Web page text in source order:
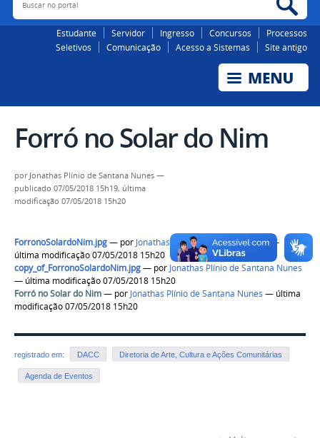
Estudante Servidor Ingresso Concursos
Processos
Seletivos
Comunicação Acesso a Sistemas Site antigo
Forró no Solar do Nim
por Jonathas Plínio de Santana Nunes —
publicado 07/05/2018 15h19, última
modificação 07/05/2018 15h20
ForronoSolardoNim.jpg— por Jonathas Plínio de Santana Nunes—
última modificação 07/05/2018 15h20
copy_of_ForronoSolardoNim.jpg— por Jonathas Plínio de Santana Nunes
— última modificação 07/05/2018 15h20
Forró no Solar do Nim— por Jonathas Plínio de Santana Nunes — última
modificação 07/05/2018 15h20
registrado em: DACC Diretoria de Arte, Cultura e Ações Comunitárias
Agenda de Eventos